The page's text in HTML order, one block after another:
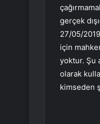
gerçek
27/05/
için
yoktur. Şu
olarak
kimseden